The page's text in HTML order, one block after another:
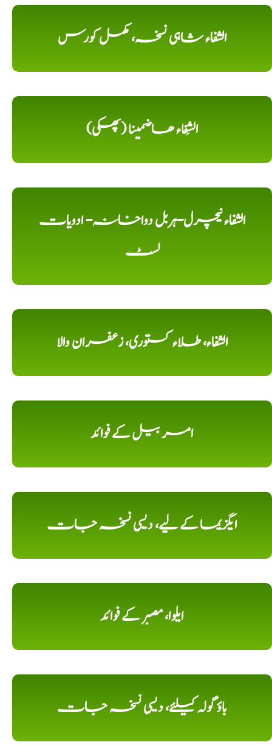
الشفاء شاہی نسخہ، مکمل کورس
الشِفاء ھاضمینا (پھکی)
الشفاء نیچرل-ہربل دواخانہ- ادویات
لسٹ
الشفاء، طلاء کستوری، زعفران والا
امر بیل کے فوائد
ایگزیما کے لیے، دیسی نسخہ جات
ایلوا، مصبر کے فوائد
باؤ گولہ کیلئے، دیسی نسخہ جات